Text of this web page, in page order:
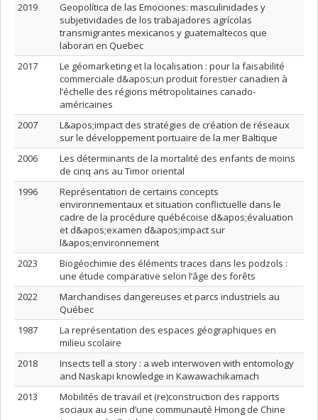
2019
Geopolítica de las Emociones: masculinidades y
subjetividades de los trabajadores agrícolas
transmigrantes mexicanos y guatemaltecos que
laboran en Quebec
2017
Le géomarketing et la localisation : pour la faisabilité
commerciale d&apos;un produit forestier canadien à
l’échelle des régions métropolitaines canado-
américaines
2007
L&apos;impact des stratégies de création de réseaux
sur le développement portuaire de la mer Baltique
2006
Les déterminants de la mortalité des enfants de moins
de cinq ans au Timor oriental
1996
Représentation de certains concepts
environnementaux et situation conflictuelle dans le
cadre de la procédure québécoise d&apos;évaluation
et d&apos;examen d&apos;impact sur
l&apos;environnement
2023
Biogéochimie des éléments traces dans les podzols :
une étude comparative selon l’âge des forêts
2022
Marchandises dangereuses et parcs industriels au
Québec
1987
La représentation des espaces géographiques en
milieu scolaire
2018
Insects tell a story : a web interwoven with entomology
and Naskapi knowledge in Kawawachikamach
2013
Mobilités de travail et (re)construction des rapports
sociaux au sein d’une communauté Hmong de Chine